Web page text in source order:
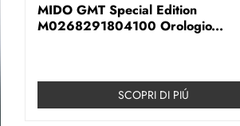
MIDO GMT Special Edition
M0268291804100 Orologio...
SCOPRI DI PIÚ